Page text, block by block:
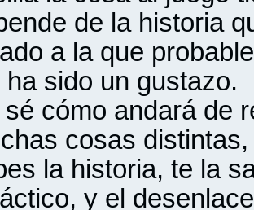
de la historia
a la que
sido un gustazo.
sé cómo andará de
cosas
la historia, te la
y el